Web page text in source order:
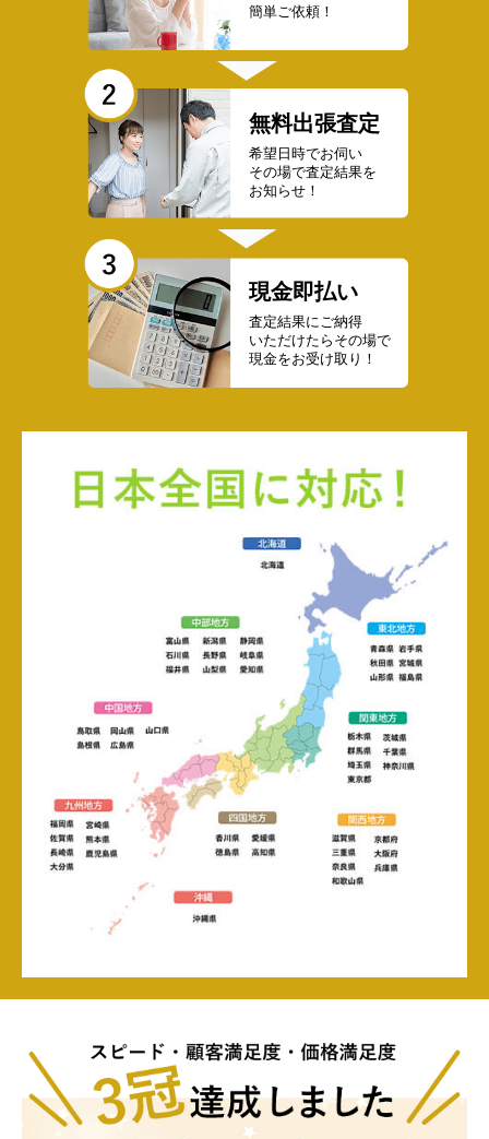
簡単ご依頼！
無料出張査定
希望日時でお伺い
その場で査定結果を
お知らせ！
現金即払い
査定結果にご納得
いただけたらその場で
現金をお受け取り！